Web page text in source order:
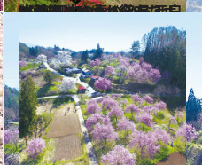
2022.4.17
【画像】いつか行きたい！ 日本の春の絶景 西日本篇まとめ①《全87スポット》
旅＆お出かけ